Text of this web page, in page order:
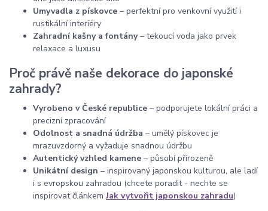
Umyvadla z pískovce – perfektní pro venkovní využití i
rustikální interiéry
Zahradní kašny a fontány– tekoucí voda jako prvek
relaxace a luxusu
Proč právě naše dekorace do japonské
zahrady?
Vyrobeno v České republice – podporujete lokální práci a
precizní zpracování
Odolnost a snadná údržba – umělý pískovec je
mrazuvzdorný a vyžaduje snadnou údržbu
Autentický vzhled kamene – působí přirozeně
Unikátní design – inspirovaný japonskou kulturou, ale ladí
i s evropskou zahradou (chcete poradit - nechte se
inspirovat článkemJak vytvořit japonskou zahradu)